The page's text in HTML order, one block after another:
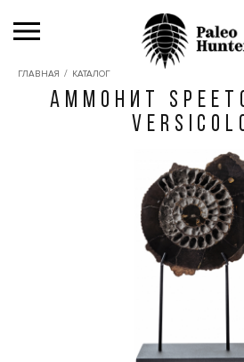
ГЛАВНАЯ / КАТАЛОГ
АММОНИТ